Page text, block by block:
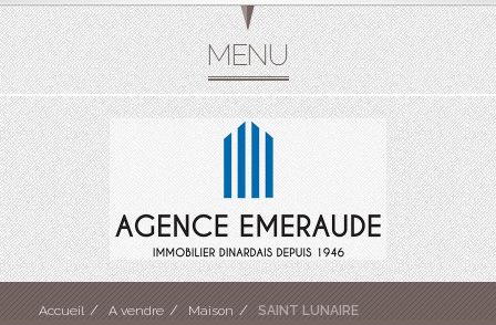
Accueil A vendre Maison SAINT LUNAIRE